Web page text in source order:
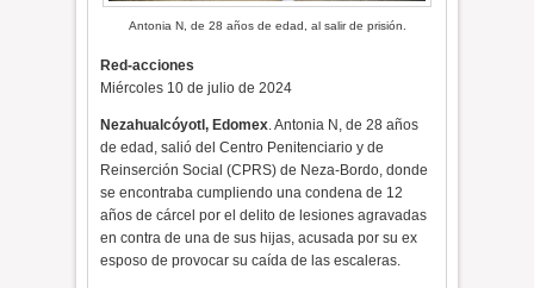
Antonia N, de 28 años de edad, al salir de prisión.
Red-acciones
Miércoles 10 de julio de 2024
Nezahualcóyotl, Edomex. Antonia N, de 28 años
de edad, salió del Centro Penitenciario y de
Reinserción Social (CPRS) de Neza-Bordo, donde
se encontraba cumpliendo una condena de 12
años de cárcel por el delito de lesiones agravadas
en contra de una de sus hijas, acusada por su ex
esposo de provocar su caída de las escaleras.